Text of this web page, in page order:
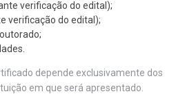
verificação do edital);
verificação do edital);
depende exclusivamente dos
em que será apresentado.